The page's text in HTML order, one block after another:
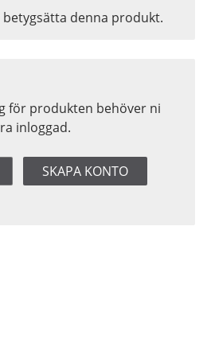
för produkten behöver ni
inloggad.
SKAPA KONTO
denna produkt.